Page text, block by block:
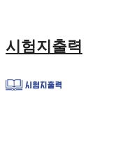
시험지출력